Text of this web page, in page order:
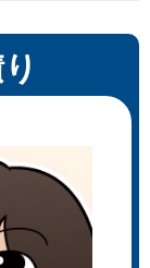
メロンブックス 珈
麗 直筆サイン
画 ジークレー